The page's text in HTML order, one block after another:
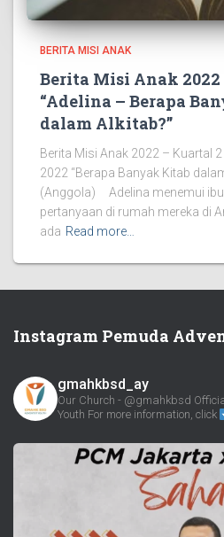
BERITA MISI ANAK
Berita Misi Anak 2022
“Adelina – Berapa
dalam Alkitab?”
Berita Misi Anak 2022 – Kuartal
2022 “Berapa Banyak Kitab
(Anggola) Adelina menemui ibu
pertanyaan di rumah mereka di
ada Read more…
Instagram Pemuda
gmahkbsd_ay
Our Church - @gmahkbsd
Youth For more information, click